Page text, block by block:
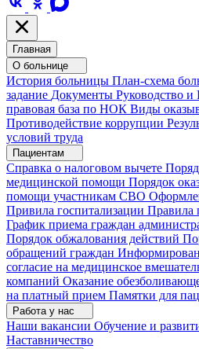
Главная
О больнице
История больницы План-схема
задание Документы Руководство и
правовая база по НОК Виды
Противодействие коррупции
условий труда
Пациентам
Справка о налоговом вычете
медицинской помощи Порядок
помощи участникам СВО
Привила госпитализации Правила
График приема граждан
Порядок обжалования действий
обращений граждан
согласие на медицинское
компаний Оказание
на платный прием Памятки для
Работа у нас
Наши вакансии Обучение и
Наставничество